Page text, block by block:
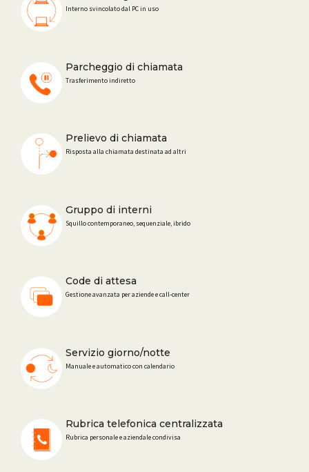
Interno svincolato dal PC in uso
Parcheggio di chiamata
Trasferimento indiretto
Prelievo di chiamata
Risposta alla chiamata destinata ad altri
Gruppo di interni
Squillo contemporaneo, sequenziale, ibrido
Code di attesa
Gestione avanzata per aziende e call-center
Servizio giorno/notte
Manuale e automatico con calendario
Rubrica telefonica centralizzata
Rubrica personale e aziendale condivisa